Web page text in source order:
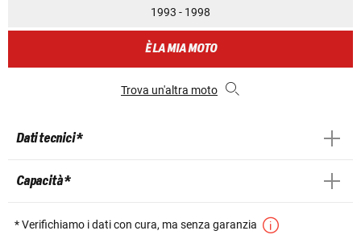
1993 - 1998
È LA MIA MOTO
Trova un'altra moto
Dati tecnici *
Capacità *
* Verifichiamo i dati con cura, ma senza garanzia